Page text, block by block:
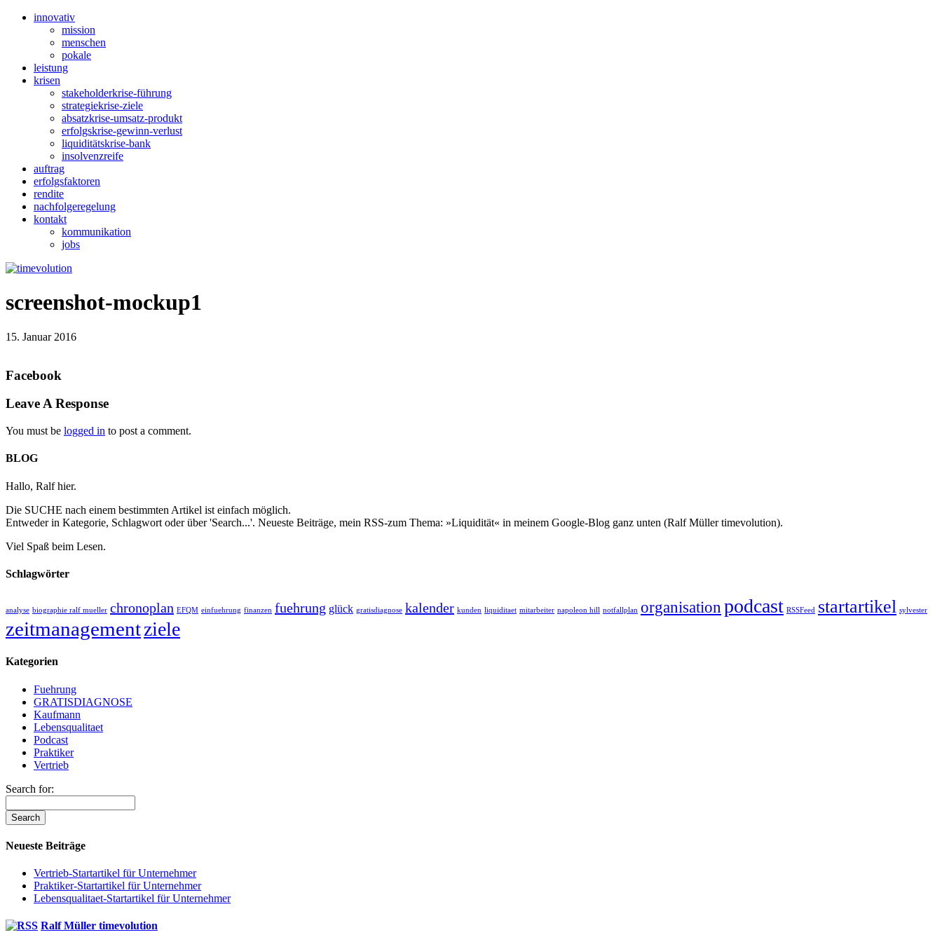
innovativ
mission
menschen
pokale
leistung
krisen
stakeholderkrise-führung
strategiekrise-ziele
absatzkrise-umsatz-produkt
erfolgskrise-gewinn-verlust
liquiditätskrise-bank
insolvenzreife
auftrag
erfolgsfaktoren
rendite
nachfolgeregelung
kontakt
kommunikation
jobs
screenshot-mockup1
15. Januar 2016
Facebook
Leave A Response
You must be logged in to post a comment.
BLOG
Hallo, Ralf hier.
Die SUCHE nach einem bestimmten Artikel ist einfach möglich.
Entweder in Kategorie, Schlagwort oder über 'Search...'. Neueste Beiträge, mein RSS-zum Thema: »Liquidität« in meinem Google-Blog ganz unten (Ralf Müller timevolution).
Viel Spaß beim Lesen.
Schlagwörter
analyse biographie ralf mueller chronoplan EFQM einfuehrung finanzen fuehrung glück gratisdiagnose kalender kunden liquiditaet mitarbeiter napoleon hill notfallplan organisation podcast RSSFeed startartikel sylvester
zeitmanagementziele
Kategorien
Fuehrung
GRATISDIAGNOSE
Kaufmann
Lebensqualitaet
Podcast
Praktiker
Vertrieb
Search for:
Neueste Beiträge
Vertrieb-Startartikel für Unternehmer
Praktiker-Startartikel für Unternehmer
Lebensqualitaet-Startartikel für Unternehmer
Ralf Müller timevolution